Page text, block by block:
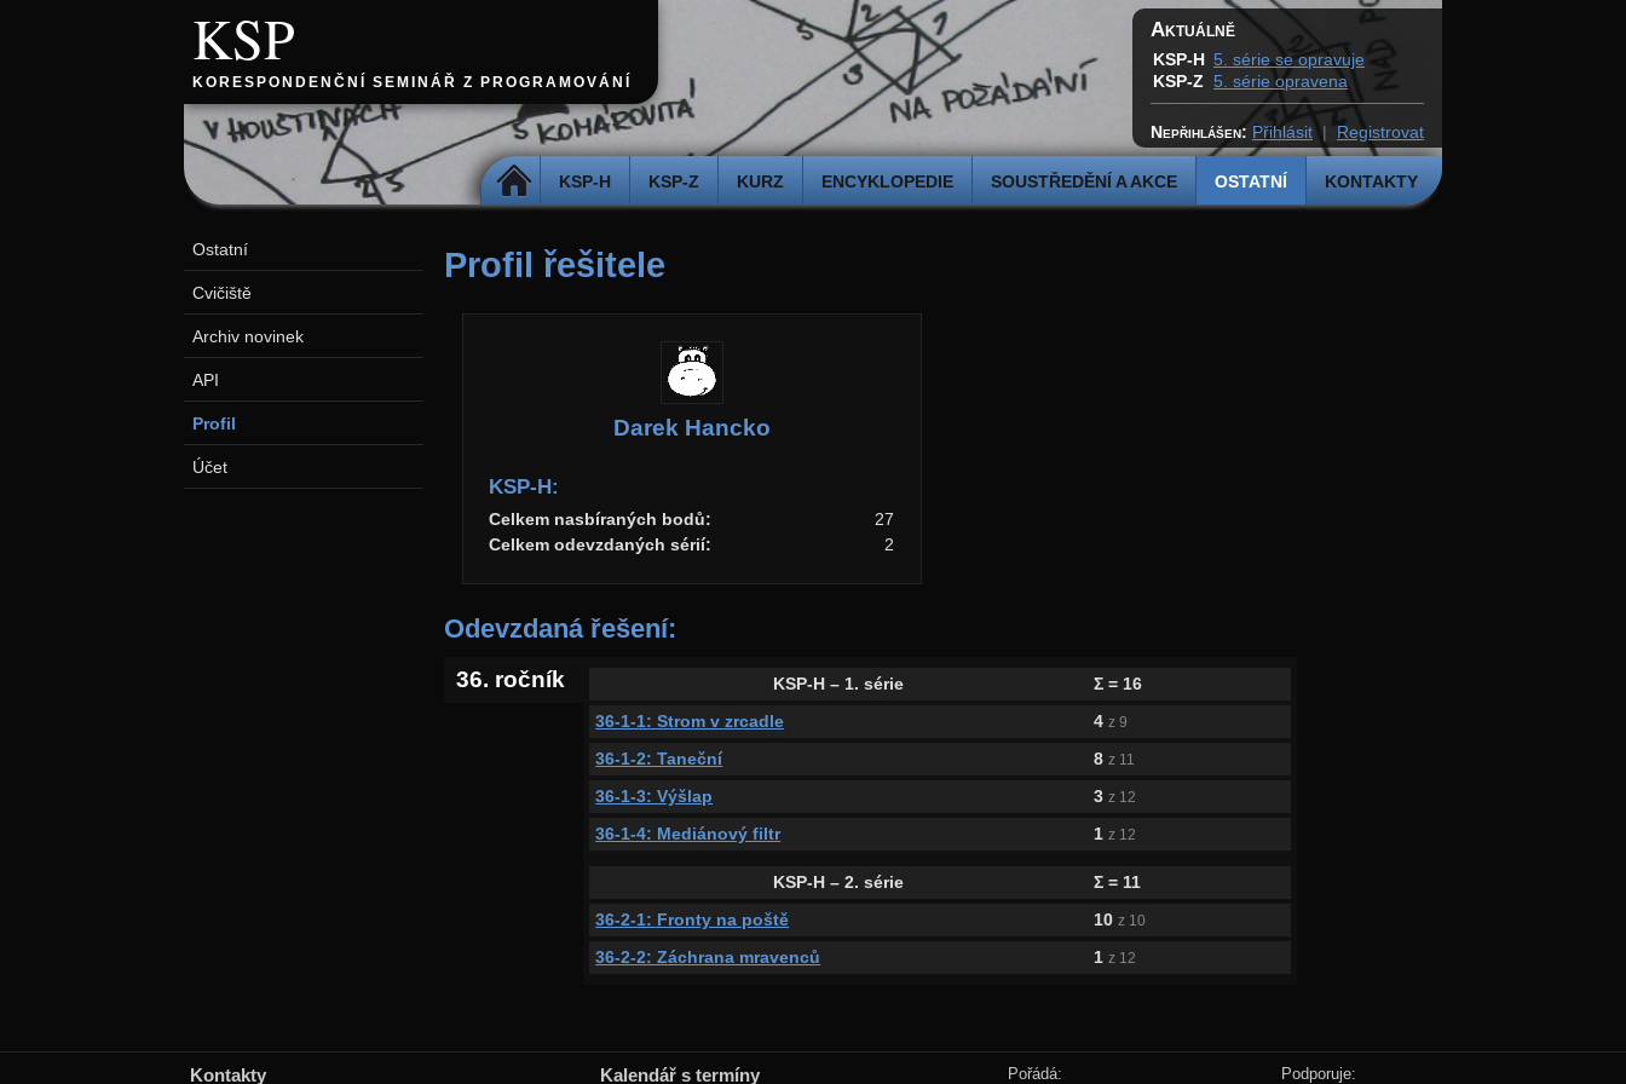
KSP
KORESPONDENČNÍ SEMINÁŘ Z PROGRAMOVÁNÍ
DOMŮ KSP-H KSP-Z KURZ ENCYKLOPEDIE SOUSTŘEDĚNÍ A AKCE OSTATNÍ KONTAKTY
Aktuálně
KSP-H 5. série se opravuje
KSP-Z 5. série opravena
Nepřihlášen: Přihlásit | Registrovat
Profil řešitele
Darek Hancko
KSP-H:
Celkem nasbíraných bodů:
27
Celkem odevzdaných sérií:
2
Odevzdaná řešení:
36. ročník KSP-H – 1. série
Σ = 16
36-1-1: Strom v zrcadle
4 z 9
36-1-2: Taneční 8 z 11
36-1-3: Výšlap 3 z 12
36-1-4: Mediánový filtr 1 z 12
KSP-H – 2. série
Σ = 11
36-2-1: Fronty na poště
10 z 10
36-2-2: Záchrana mravenců 1 z 12
Ostatní
Cvičiště
Archiv novinek
API
Profil
Účet
Kontakty Kalendář s termíny Pořádá: Podporuje: